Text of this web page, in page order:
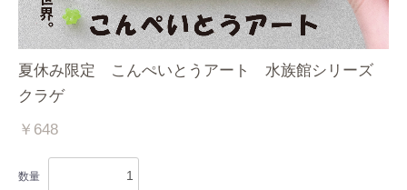
夏休み限定 こんぺいとうアート 水族館シリーズ
クラゲ
￥648
数量